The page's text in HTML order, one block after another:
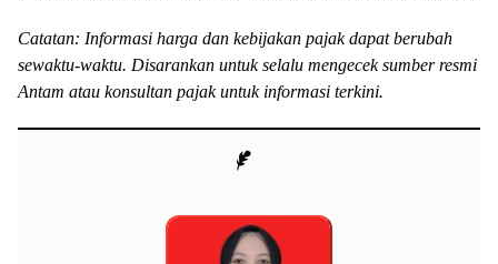
Catatan: Informasi harga dan kebijakan pajak dapat berubah
sewaktu-waktu. Disarankan untuk selalu mengecek sumber resmi
Antam atau konsultan pajak untuk informasi terkini.